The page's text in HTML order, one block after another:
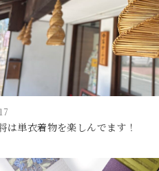
は単衣着物を楽しんでます！